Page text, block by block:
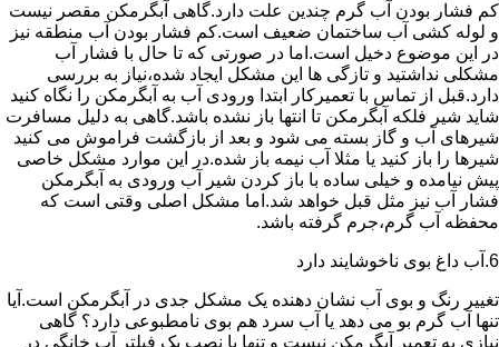
کم فشار بودن آب گرم چندین علت دارد.گاهی آبگرمکن مقصر نیست
و لوله کشی آب ساختمان ضعیف است.کم فشار بودن آب منطقه نیز
در این موضوع دخیل است.اما در صورتی که تا حال با فشار آب
مشکلی نداشتید و تازگی ها این مشکل ایجاد شده،نیاز به بررسی
دارد.قبل از تماس با تعمیرکار ابتدا ورودی آب به آبگرمکن را نگاه کنید
شاید شیر فلکه آبگرمکن تا انتها باز نشده باشد.گاهی به دلیل مسافرت
شیرهای آب و گاز بسته می شود و بعد از بازگشت فراموش می کنید
شیرها را باز کنید یا مثلا آب نیمه باز شده.در این موارد مشکل خاصی
پیش نیامده و خیلی ساده با باز کردن شیر آب ورودی به آبگرمکن
فشار آب نیز مثل قبل خواهد شد.اما مشکل اصلی وقتی است که
محفظه آب گرم،جرم گرفته باشد.
6.آب داغ بوی ناخوشایند دارد
تغییر رنگ و بوی آب نشان دهنده یک مشکل جدی در آبگرمکن است.آیا
تنها آب گرم بو می دهد یا آب سرد هم بوی نامطبوعی دارد؟ گاهی
نیازی به تعمیر آبگرمکن نیست و تنها با نصب یک فیلتر آب خانگی در